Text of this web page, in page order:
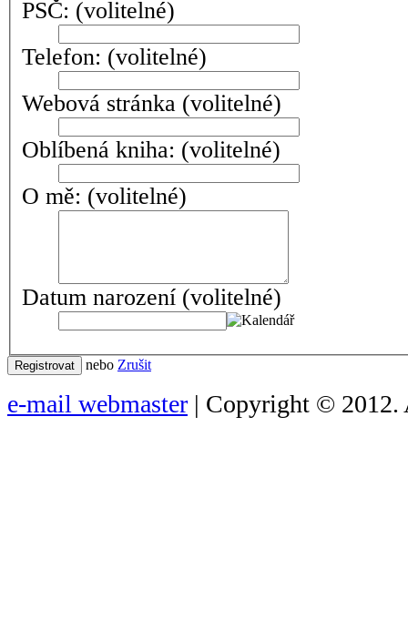
PSČ: (volitelné)
Telefon: (volitelné)
Webová stránka (volitelné)
Oblíbená kniha: (volitelné)
O mě: (volitelné)
Datum narození (volitelné)
Registrovat nebo Zrušit
e-mail webmaster | Copyright © 2012.